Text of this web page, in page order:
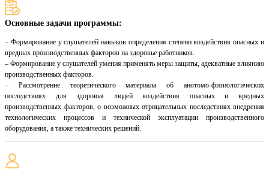
Основные задачи программы:
– Формирование у слушателей навыков определения степени воздействия опасных и
вредных производственных факторов на здоровье работников.
– Формирование у слушателей умения применять меры защиты, адекватные влиянию
производственных факторов.
– Рассмотрение теоретического материала об анотомо-физиологических
последствиях для здоровья людей воздействия опасных и вредных
производственных факторов, о возможных отрицательных последствиях внедрения
технологических процессов и технической эксплуатации производственного
оборудования, а также технических решений.